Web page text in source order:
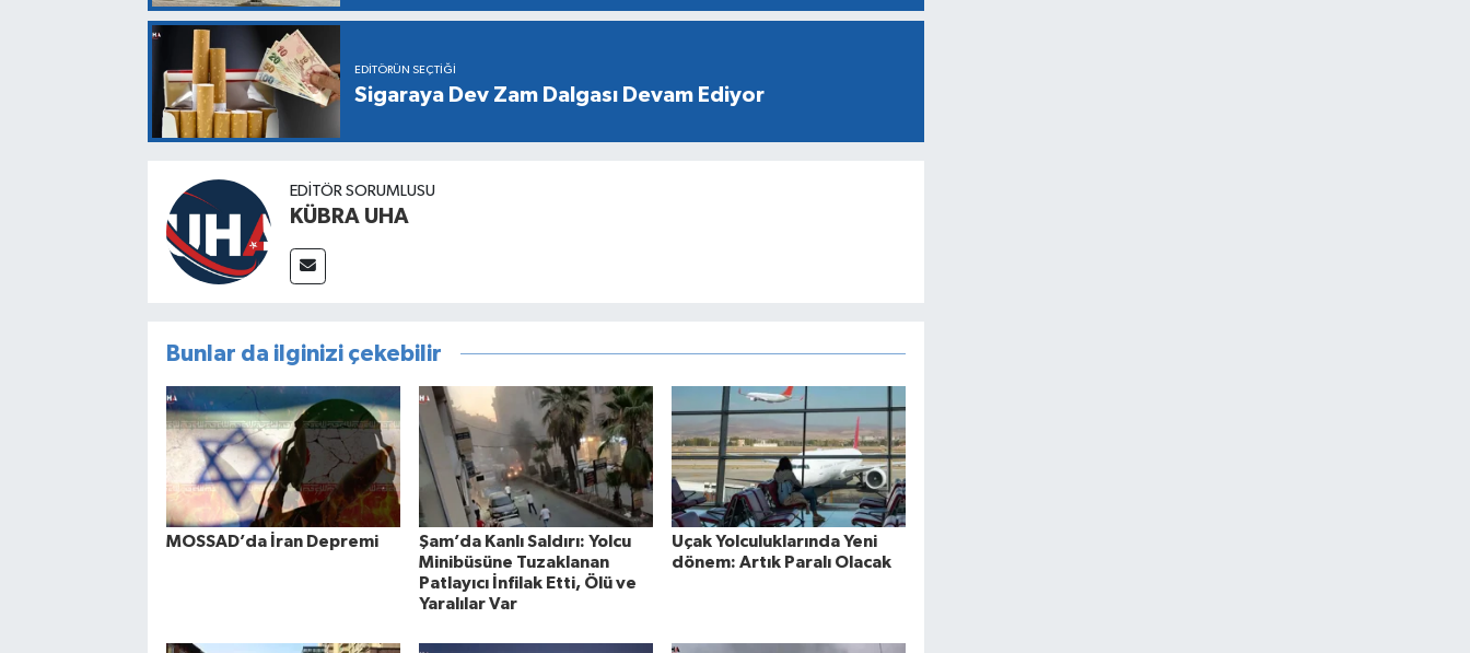
EDITÖRÜN SEÇTIĞI
Sigaraya Dev Zam Dalgası Devam Ediyor
EDİTÖR SORUMLUSU
KÜBRA UHA
Bunlar da ilginizi çekebilir
MOSSAD’da İran Depremi
Şam’da Kanlı Saldırı: Yolcu
Minibüsüne Tuzaklanan
Patlayıcı İnfilak Etti, Ölü ve
Yaralılar Var
Uçak Yolculuklarında Yeni
dönem: Artık Paralı Olacak